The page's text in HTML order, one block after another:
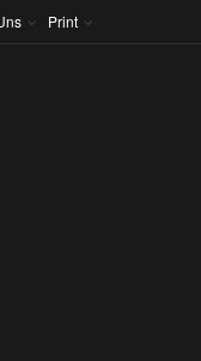
Print